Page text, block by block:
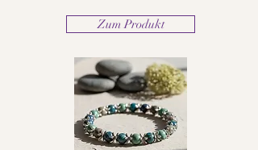
Zum Produkt